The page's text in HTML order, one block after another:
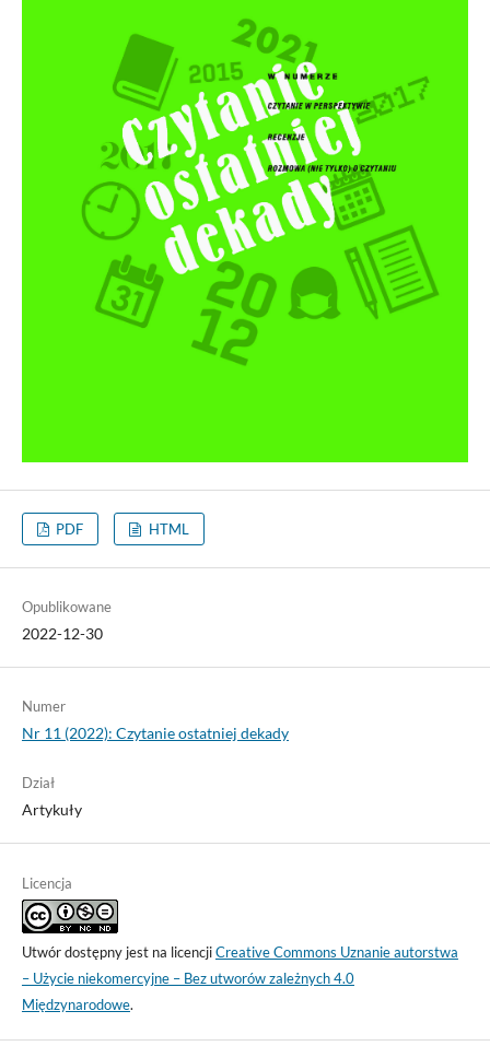
PDF HTML
Opublikowane
2022-12-30
Numer
Nr 11 (2022): Czytanie ostatniej dekady
Dział
Artykuły
Licencja
Utwór dostępny jest na licencjiCreative Commons Uznanie autorstwa
– Użycie niekomercyjne – Bez utworów zależnych 4.0
Międzynarodowe.